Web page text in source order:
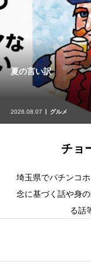
夏の言い訳
2026.08.07 グルメ
チョ
埼玉県でパチンコ
念に基づく話や身
る話